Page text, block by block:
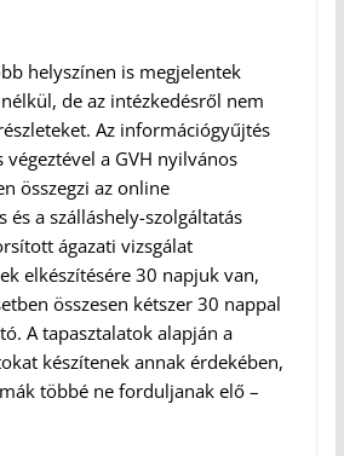
helyszínen is megjelentek
de az intézkedésről nem
Az információgyűjtés
végeztével a GVH nyilvános
összegzi az online
és a szálláshely-szolgáltatás
ágazati vizsgálat
elkészítésére 30 napjuk van,
összesen kétszer 30 nappal
A tapasztalatok alapján a
készítenek annak érdekében,
többé ne forduljanak elő –